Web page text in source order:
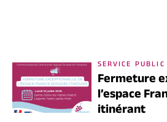
SERVICE PUBLIC
Fermeture
l’espace
itinérant